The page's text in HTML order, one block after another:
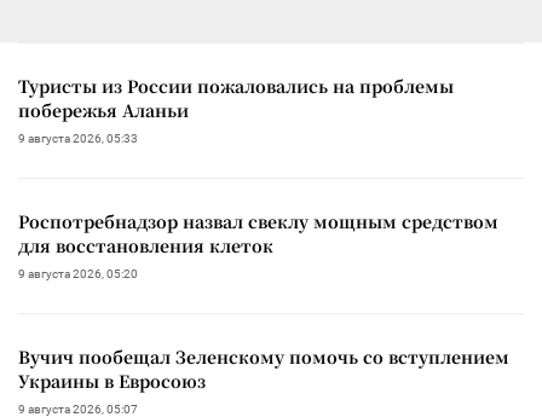
Туристы из России пожаловались на проблемы
побережья Аланьи
9 августа 2026, 05:33
Роспотребнадзор назвал свеклу мощным средством
для восстановления клеток
9 августа 2026, 05:20
Вучич пообещал Зеленскому помочь со вступлением
Украины в Евросоюз
9 августа 2026, 05:07